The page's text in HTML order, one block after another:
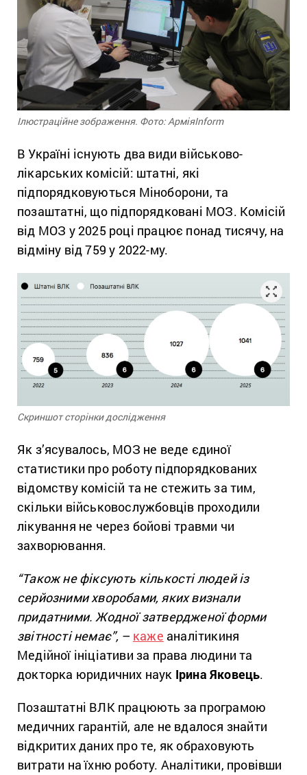
Ілюстраційне зображення. Фото: АрміяInform
В Україні існують два види військово-
лікарських комісій: штатні, які
підпорядковуються Міноборони, та
позаштатні, що підпорядковані МОЗ. Комісій
від МОЗ у 2025 році працює понад тисячу, на
відміну від 759 у 2022-му.
Скриншот сторінки дослідження
Як з’ясувалось, МОЗ не веде єдиної
статистики про роботу підпорядкованих
відомству комісій та не стежить за тим,
скільки військовослужбовців проходили
лікування не через бойові травми чи
захворювання.
“Також не фіксують кількості людей із
серйозними хворобами, яких визнали
придатними. Жодної затвердженої форми
звітності немає”, – каже аналітикиня
Медійної ініціативи за права людини та
докторка юридичних наук Ірина Яковець.
Позаштатні ВЛК працюють за програмою
медичних гарантій, але не вдалося знайти
відкритих даних про те, як обраховують
витрати на їхню роботу. Аналітики, провівши